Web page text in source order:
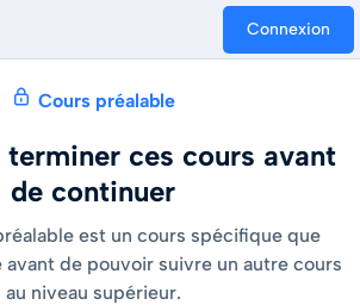
Connexion
Cours préalable
terminer ces cours avant
de continuer
est un cours spécifique que
de pouvoir suivre un autre cours
au niveau supérieur.